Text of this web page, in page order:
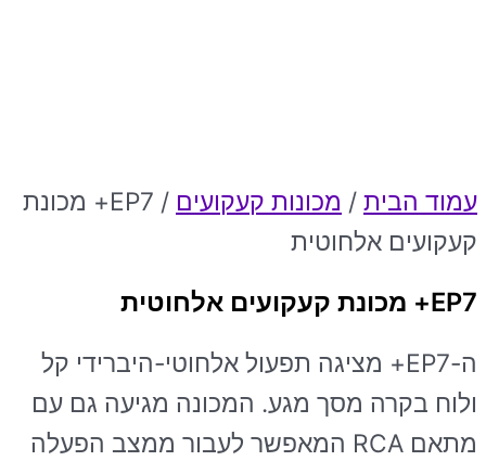
עמוד הבית / מכונות קעקועים
/ EP7+ מכונת
קעקועים אלחוטית
EP7+ מכונת קעקועים אלחוטית
ה-EP7+ מציגה תפעול אלחוטי-היברידי קל
ולוח בקרה מסך מגע. המכונה מגיעה גם עם
מתאם RCA המאפשר לעבור ממצב הפעלה